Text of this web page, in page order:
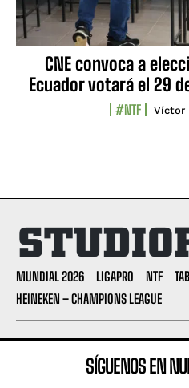
CNE convoca a
Ecuador votará el 29
#NTF Víctor
MUNDIAL 2026 LIGAPRO NTF
HEINEKEN – CHAMPIONS LEAGUE
SÍGUENOS EN